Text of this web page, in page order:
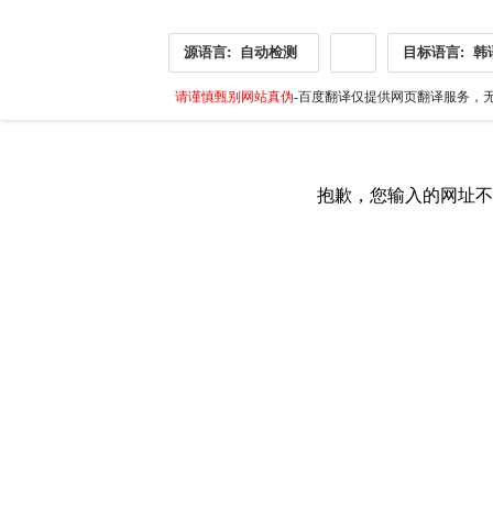
源语言: 自动检测 目标语言: 韩
请谨慎甄别网站真伪-百度翻译仅提供网页翻译服务，